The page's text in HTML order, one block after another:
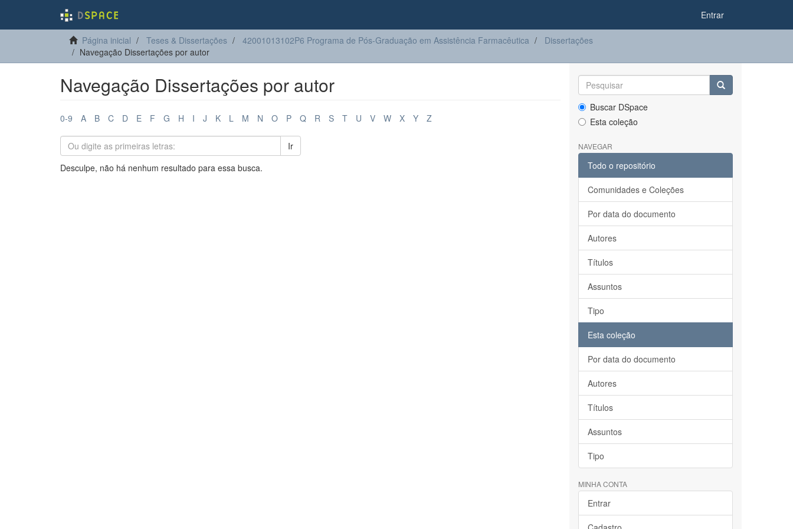
Entrar
Página inicial Teses & Dissertações 42001013102P6 Programa de Pós-Graduação em Assistência Farmacêutica
Dissertações
Navegação Dissertações por autor
Navegação Dissertações por autor
0-9 A B C D E F G H I J K L M N O P Q R S T U V W X Y Z
Ir
Desculpe, não há nenhum resultado para essa busca.
Buscar DSpace
Esta coleção
NAVEGAR
Todo o repositório
Comunidades e Coleções
Por data do documento
Autores
Títulos
Assuntos
Tipo
Esta coleção
Por data do documento
Autores
Títulos
Assuntos
Tipo
MINHA CONTA
Entrar